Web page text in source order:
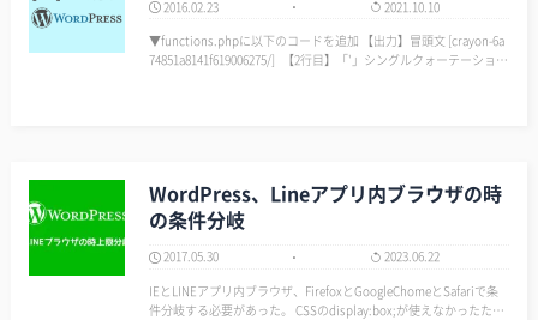
2016.02.23
2021.10.10
▼functions.phpに以下のコードを追加 【出力】冒頭文 [crayon-6a
74851a8141f619006275/] 【2行目】「'」シングルクォーテーション
WordPress、Lineアプリ内ブラウザの時
の条件分岐
2017.05.30
2023.06.22
IEとLINEアプリ内ブラウザ、FirefoxとGoogleChomeとSafariで条
件分岐する必要があった。 CSSのdisplay:box;が使えなかったため